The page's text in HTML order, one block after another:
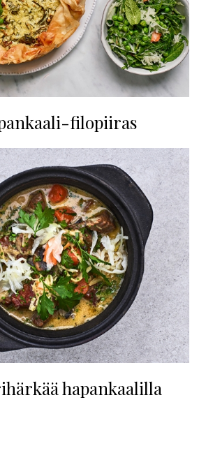
filopiiras
hapankaalilla